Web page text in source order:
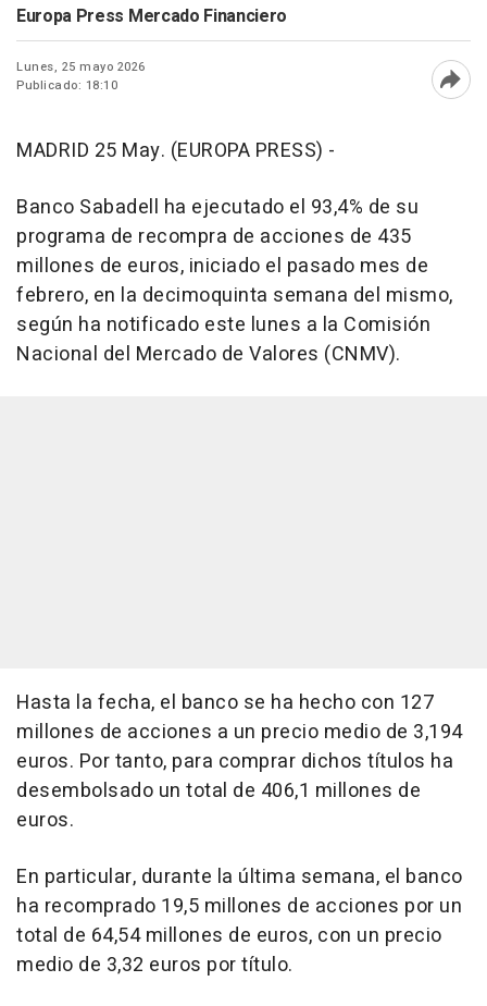
Europa Press Mercado Financiero
Lunes, 25 mayo 2026
Publicado: 18:10
MADRID 25 May. (EUROPA PRESS) -
Banco Sabadell ha ejecutado el 93,4% de su
programa de recompra de acciones de 435
millones de euros, iniciado el pasado mes de
febrero, en la decimoquinta semana del mismo,
según ha notificado este lunes a la Comisión
Nacional del Mercado de Valores (CNMV).
Hasta la fecha, el banco se ha hecho con 127
millones de acciones a un precio medio de 3,194
euros. Por tanto, para comprar dichos títulos ha
desembolsado un total de 406,1 millones de
euros.
En particular, durante la última semana, el banco
ha recomprado 19,5 millones de acciones por un
total de 64,54 millones de euros, con un precio
medio de 3,32 euros por título.